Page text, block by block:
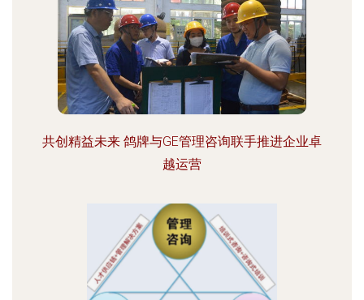
共创精益未来 鸽牌与GE管理咨询联手推进企业卓
越运营